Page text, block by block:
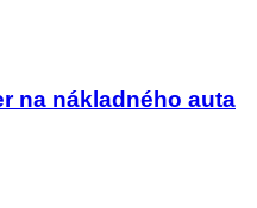
na nákladného auta